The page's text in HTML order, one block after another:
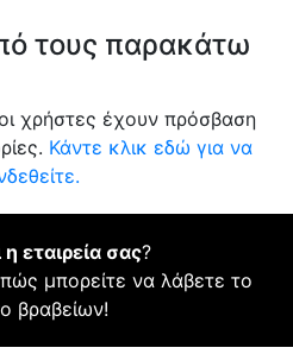
τους παρακάτω
χρήστες έχουν πρόσβαση
Κάντε κλικ εδώ για να
εταιρεία σας?
μπορείτε να λάβετε το
βραβείων!